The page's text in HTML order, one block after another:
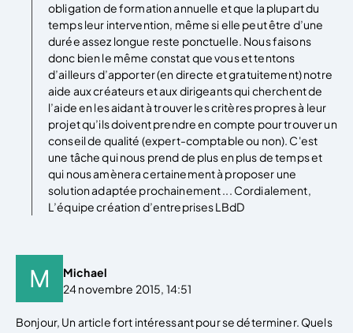
obligation de formation annuelle et que la plupart du
temps leur intervention, même si elle peut être d’une
durée assez longue reste ponctuelle. Nous faisons
donc bien le même constat que vous et tentons
d’ailleurs d’apporter (en directe et gratuitement) notre
aide aux créateurs et aux dirigeants qui cherchent de
l’aide en les aidant à trouver les critères propres à leur
projet qu’ils doivent prendre en compte pour trouver un
conseil de qualité (expert-comptable ou non). C'est
une tâche qui nous prend de plus en plus de temps et
qui nous amènera certainement à proposer une
solution adaptée prochainement ... Cordialement,
L’équipe création d’entreprises LBdD
Michael
24 novembre 2015, 14:51
Bonjour, Un article fort intéressant pour se déterminer. Quels